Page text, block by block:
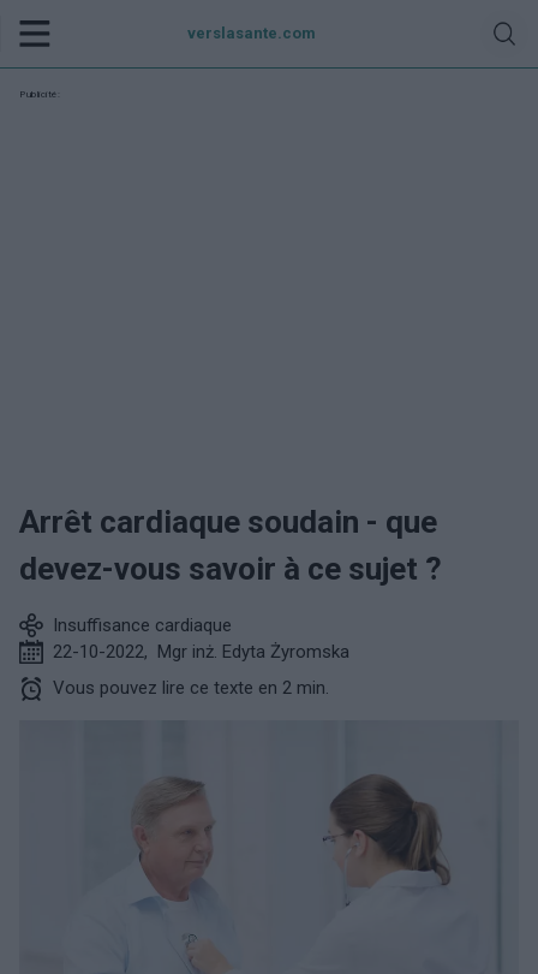
verslasante.com
Publicité:
Arrêt cardiaque soudain - que
devez-vous savoir à ce sujet ?
Insuffisance cardiaque
22-10-2022, Mgr inż. Edyta Żyromska
Vous pouvez lire ce texte en 2 min.